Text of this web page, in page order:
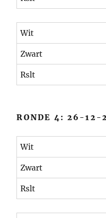
Wit
Zwart
Rslt
RONDE 4: 26-12-
Wit
Zwart
Rslt